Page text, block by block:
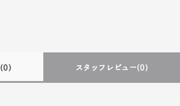
(0) スタッフレビュー(0)